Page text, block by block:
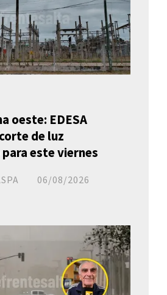
oeste: EDESA
de luz
este viernes
06/08/2026